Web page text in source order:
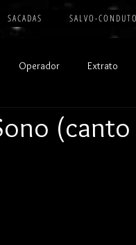
S A C A D A S S A L V O - C O N D U T O
Operador Extrato
(canto